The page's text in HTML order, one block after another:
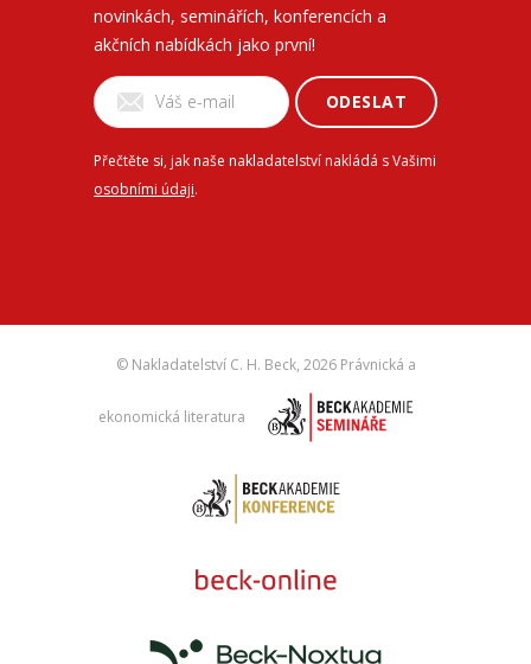
novinkách, seminářích, konferencích a
akčních nabídkách jako první!
ODESLAT
Přečtěte si, jak naše nakladatelství nakládá s Vašimi
osobními údaji.
© Nakladatelství C. H. Beck, 2026 Právnická a
ekonomická literatura